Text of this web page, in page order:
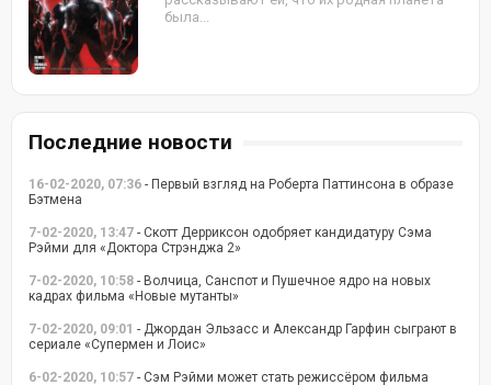
была...
Последние новости
16-02-2020, 07:36 - Первый взгляд на Роберта Паттинсона в образе
Бэтмена
7-02-2020, 13:47 - Скотт Дерриксон одобряет кандидатуру Сэма
Рэйми для «Доктора Стрэнджа 2»
7-02-2020, 10:58 - Волчица, Санспот и Пушечное ядро на новых
кадрах фильма «Новые мутанты»
7-02-2020, 09:01 - Джордан Эльзасс и Александр Гарфин сыграют в
сериале «Супермен и Лоис»
6-02-2020, 10:57 - Сэм Рэйми может стать режиссёром фильма